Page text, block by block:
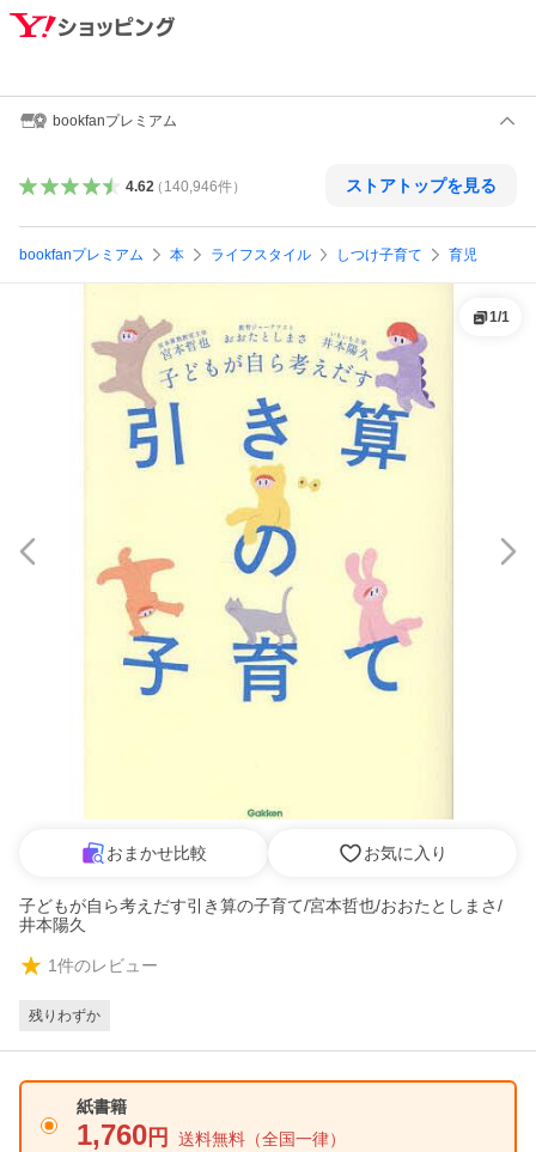
bookfanプレミアム
4.62（ 140,946件） ストアトップを見る
bookfanプレミアム 本 ライフスタイル しつけ子育て 育児
1/1
おまかせ比較 お気に入り
子どもが自ら考えだす引き算の子育て/宮本哲也/おおたとしまさ/
井本陽久
1件のレビュー
残りわずか
紙書籍
1,760 円 送料無料 （全国一律）